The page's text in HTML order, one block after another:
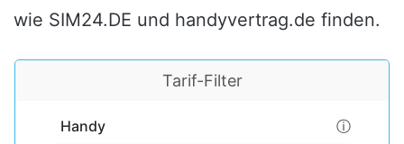
wie SIM24.DE und handyvertrag.de finden.